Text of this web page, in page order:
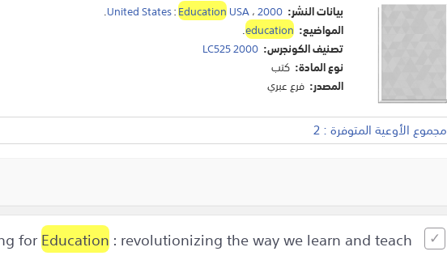
بيانات النشر: United States:EducationUSA،2000
.
المواضيع: education
.
تصنيف الكونجرس: LC525 2000
نوع المادة: كتب
المصدر: فرع عبري
مجموع الأوعية المتوفرة : 2
Education: revolutionizing the way we learn and teach